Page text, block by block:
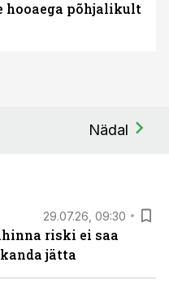
hooaega põhjalikult
Nädal
29.07.26, 09:30
riski ei saa
jätta